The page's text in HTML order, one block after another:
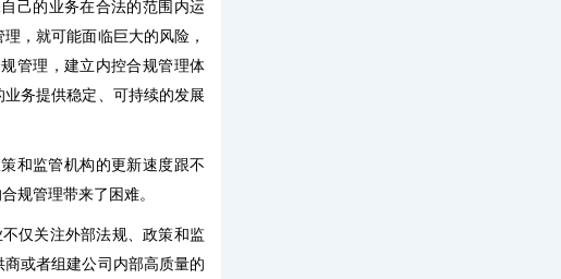
己的业务在合法的范围内运
，就可能面临巨大的风险，
管理，建立内控合规管理体
务提供稳定、可持续的发展
和监管机构的更新速度跟不
规管理带来了困难。
仅关注外部法规、政策和监
或者组建公司内部高质量的